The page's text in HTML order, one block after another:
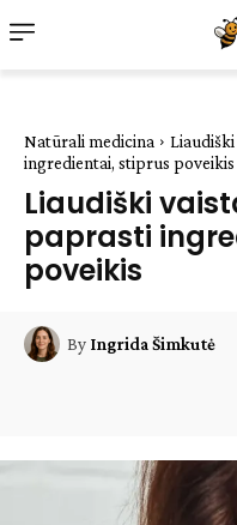
Natūrali medicina
ingredientai, stiprus poveikis
Liaudiški
paprasti
poveikis
By Ingrida Šimkutė